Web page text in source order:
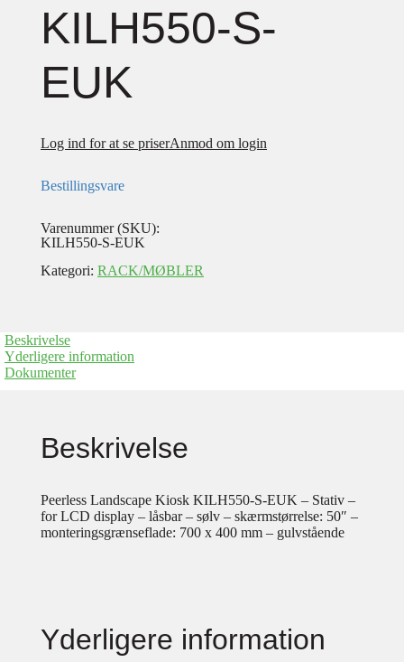
KILH550-S-
EUK
Log ind for at se priserAnmod om login
Bestillingsvare
Varenummer (SKU):
KILH550-S-EUK
Kategori: RACK/MØBLER
Beskrivelse
Yderligere information
Dokumenter
Beskrivelse
Peerless Landscape Kiosk KILH550-S-EUK – Stativ –
for LCD display – låsbar – sølv – skærmstørrelse: 50″ –
monteringsgrænseflade: 700 x 400 mm – gulvstående
Yderligere information